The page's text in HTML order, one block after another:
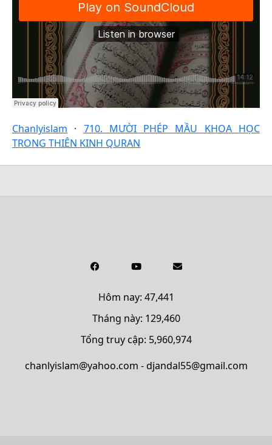
Chanlyislam · 710. MƯỜI PHÉP MẦU KHOA HỌC
TRONG THIÊN KINH QURAN
Hôm nay: 47,441
Tháng này: 129,460
Tổng truy cập: 5,960,974
chanlyislam@yahoo.com - djandal55@gmail.com